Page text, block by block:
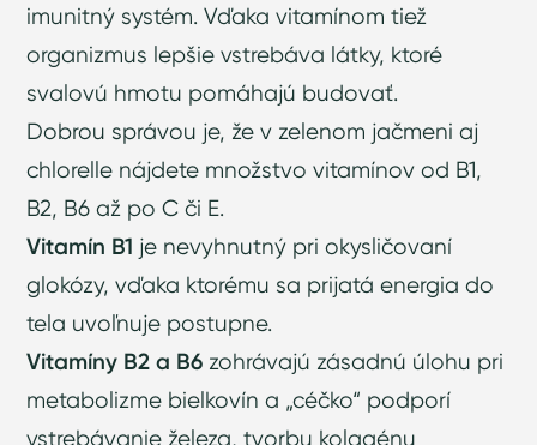
imunitný systém. Vďaka vitamínom tiež
organizmus lepšie vstrebáva látky, ktoré
svalovú hmotu pomáhajú budovať.
Dobrou správou je, že v zelenom jačmeni aj
chlorelle nájdete množstvo vitamínov od B1,
B2, B6 až po C či E.
Vitamín B1 je nevyhnutný pri okysličovaní
glokózy, vďaka ktorému sa prijatá energia do
tela uvoľnuje postupne.
Vitamíny B2 a B6 zohrávajú zásadnú úlohu pri
metabolizme bielkovín a „céčko“ podporí
vstrebávanie železa, tvorbu kolagénu